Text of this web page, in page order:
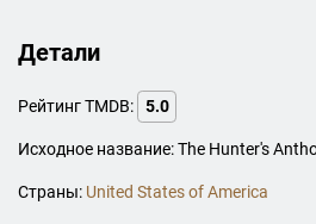
Детали
Рейтинг TMDB: 5.0
Исходное название: The Hunter's
Страны: United States of America